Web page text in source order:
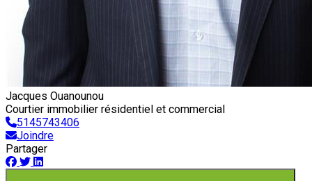
Jacques Ouanounou
Courtier immobilier résidentiel et commercial
5145743406
Joindre
Partager